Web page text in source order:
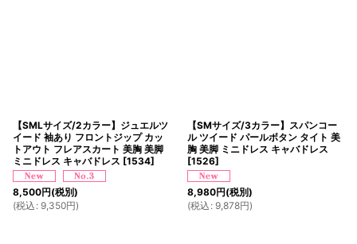
【SMLサイズ/2カラー】ジュエルツ
イード 袖あり フロントジップ カッ
トアウト フレアスカート 美胸 美脚
ミニドレス キャバドレス [1534]
8,500円(税別)
(税込 : 9,350円)
【SMサイズ/3カラー】スパンコー
ル ツイード パールボタン タイト 美
胸 美脚 ミニドレス キャバドレス
[1526]
8,980円(税別)
(税込 : 9,878円)